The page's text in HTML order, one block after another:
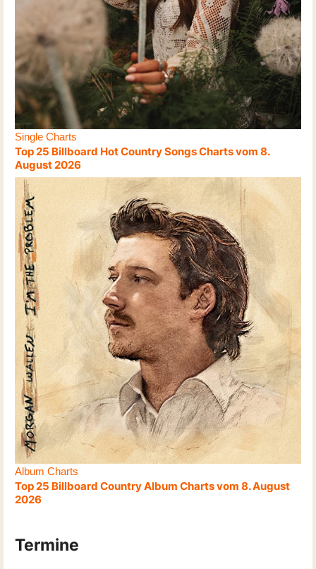
Single Charts
Top 25 Billboard Hot Country Songs Charts vom 8.
August 2026
Album Charts
Top 25 Billboard Country Album Charts vom 8. August
2026
Termine